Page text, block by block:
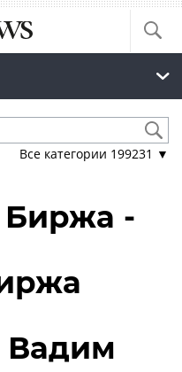
Все категории 199231 ▼
Биржа -
Вадим